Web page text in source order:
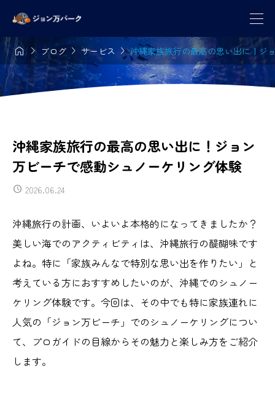
 ブログ サービス 沖縄家族旅行の最高の思い出に！ジ
沖縄家族旅行の最高の思い出に！ジョン
万ビーチで感動シュノーケリング体験
2026.06.24
沖縄旅行の計画、いよいよ本格的になってきましたか？
美しい海でのアクティビティは、沖縄旅行の醍醐味です
よね。特に「家族みんなで特別な思い出を作りたい」と
考えている方におすすめしたいのが、沖縄でのシュノー
ケリング体験です。今回は、その中でも特に家族連れに
人気の「ジョン万ビーチ」でのシュノーケリングについ
て、プロガイドの目線からその魅力と楽しみ方をご紹介
します。